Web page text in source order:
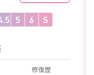
修復歴